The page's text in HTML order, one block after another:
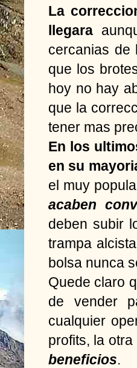
La
llegara
cercanias de
que los
hoy no hay
que la
tener mas
En los
en su
el muy
acaben
deben subir
trampa
bolsa nunca
Quede claro
de vender
cualquier
profits, la
beneficios.